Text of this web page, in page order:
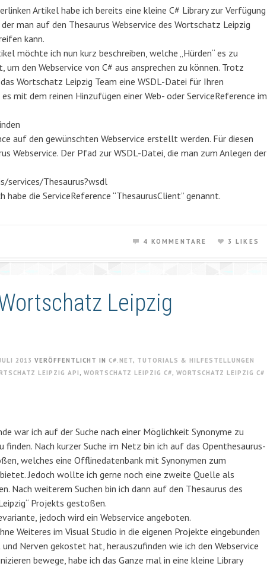
Artikel habe ich bereits eine kleine C# Library zur Verfügung
man auf den Thesaurus Webservice des Wortschatz Leipzig
kann.
möchte ich nun kurz beschreiben, welche „Hürden“ es zu
um den Webservice von C# aus ansprechen zu können. Trotz
Wortschatz Leipzig Team eine WSDL-Datei für Ihren
mit dem reinen Hinzufügen einer Web- oder ServiceReference im
auf den gewünschten Webservice erstellt werden. Für diesen
Webservice. Der Pfad zur WSDL-Datei, die man zum Anlegen der
Thesaurus?wsdl
die ServiceReference “ThesaurusClient” genannt.
4 KOMMENTARE 3 LIKES
Leipzig
2013 VERÖFFENTLICHT IN C#.NET, TUTORIALS & HILFESTELLUNGEN
LEIPZIG API , WORTSCHATZ LEIPZIG C#, WORTSCHATZ LEIPZIG C#
war ich auf der Suche nach einer Möglichkeit Synonyme zu
finden. Nach kurzer Suche im Netz bin ich auf das Openthesaurus-
welches eine Offlinedatenbank mit Synonymen zum
Jedoch wollte ich gerne noch eine zweite Quelle als
Nach weiterem Suchen bin ich dann auf den Thesaurus des
Projekts gestoßen.
jedoch wird ein Webservice angeboten.
Weiteres im Visual Studio in die eigenen Projekte eingebunden
Nerven gekostet hat, herauszufinden wie ich den Webservice
bewege, habe ich das Ganze mal in eine kleine Library